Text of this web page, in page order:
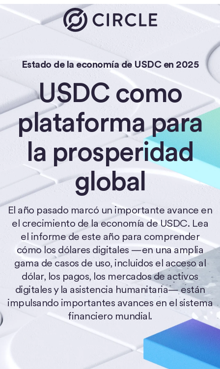
Estado de la economía de USDC en 2025
USDC como
plataforma para
la prosperidad
global
El año pasado marcó un importante avance en
el crecimiento de la economía de USDC. Lea
el informe de este año para comprender
cómo los dólares digitales —en una amplia
gama de casos de uso, incluidos el acceso al
dólar, los pagos, los mercados de activos
digitales y la asistencia humanitaria— están
impulsando importantes avances en el sistema
financiero mundial.